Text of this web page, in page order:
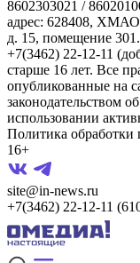
8602303021 /
адрес: 628408,
д. 15, помещение
+7(3462) 22-12-11
старше 16 лет. Все
опубликованные на
законодательством
использовании
Политика обработки
16+
site@in-news.ru
+7(3462) 22-12-11